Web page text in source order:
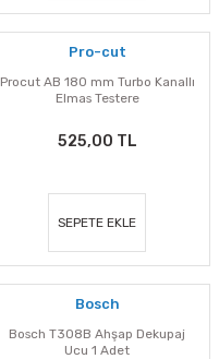
Pro-cut
Procut AB 180 mm Turbo Kanallı
Elmas Testere
525,00 TL
SEPETE EKLE
Bosch
Bosch T308B Ahşap Dekupaj
Ucu 1 Adet